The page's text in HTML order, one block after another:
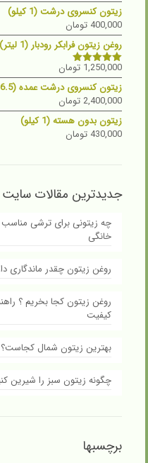
زیتون کنسروی درشت (1 کیلو)
400,000 تومان
روغن زیتون فرابکر رودبار (1 لیتر)
نمره5.00
از 5
1,250,000 تومان
زیتون کنسروی درشت عمده (6.5 کیلوگرمی)
2,400,000 تومان
زیتون بدون هسته (1 کیلو)
430,000 تومان
جدیدترین مقالات سایت
چه زیتونی برای ترشی
خانگی
روغن زیتون چقدر ماندگاری
روغن زیتون کجا بخریم ؟
کیفیت
بهترین زیتون شمال کجاست؟
چگونه زیتون سبز را شیرین
برچسبها